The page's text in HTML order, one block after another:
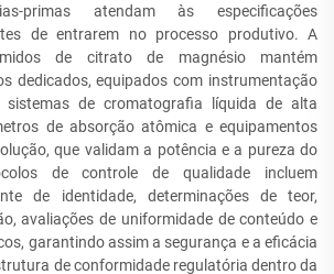
primas atendam às especificações
de entrarem no processo produtivo. A
de citrato de magnésio mantém
dedicados, equipados com instrumentação
sistemas de cromatografia líquida de alta
de absorção atômica e equipamentos
que validam a potência e a pureza do
de controle de qualidade incluem
de identidade, determinações de teor,
avaliações de uniformidade de conteúdo e
garantindo assim a segurança e a eficácia
de conformidade regulatória dentro da